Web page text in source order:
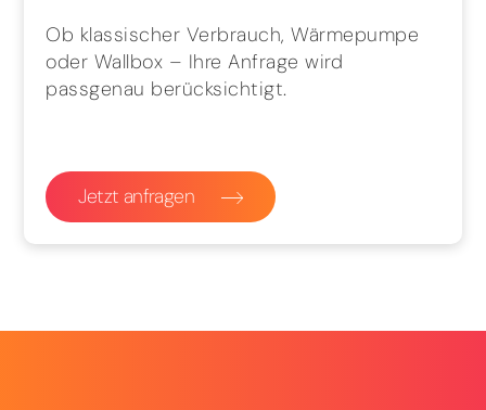
Ob klassischer Verbrauch, Wärmepumpe
oder Wallbox – Ihre Anfrage wird
passgenau berücksichtigt.
Jetzt anfragen